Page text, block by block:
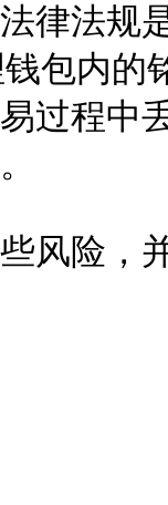
律法规
内的
过程中
风险，